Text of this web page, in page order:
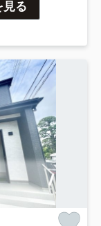
見る